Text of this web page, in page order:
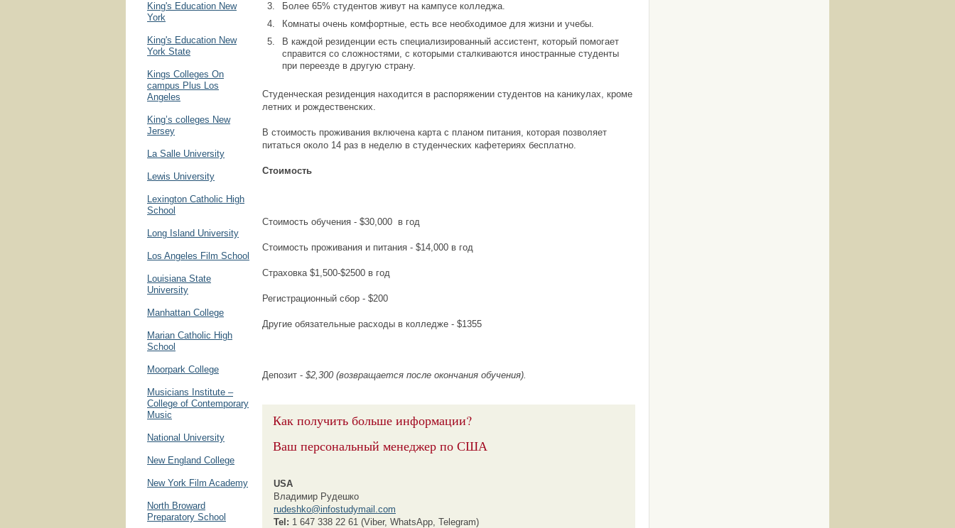
King's Education New
York
King's Education New
York State
Kings Colleges On
campus Plus Los
Angeles
King’s colleges New
Jersey
La Salle University
Lewis University
Lexington Catholic High
School
Long Island University
Los Angeles Film School
Louisiana State
University
Manhattan College
Marian Catholic High
School
Moorpark College
Musicians Institute –
College of Contemporary
Music
National University
New England College
New York Film Academy
North Broward
Preparatory School
Более 65% студентов живут на кампусе колледжа.
Комнаты очень комфортные, есть все необходимое для жизни и учебы.
В каждой резиденции есть специализированный ассистент, который помогает
справится со сложностями, с которыми сталкиваются иностранные студенты
при переезде в другую страну.
Студенческая резиденция находится в распоряжении студентов на каникулах, кроме
летних и рождественских.
В стоимость проживания включена карта с планом питания, которая позволяет
питаться около 14 раз в неделю в студенческих кафетериях бесплатно.
Стоимость
Стоимость обучения - $30,000 в год
Стоимость проживания и питания - $14,000 в год
Страховка $1,500-$2500 в год
Регистрационный сбор - $200
Другие обязательные расходы в колледже - $1355
Депозит - $2,300 (возвращается после окончания обучения).
Как получить больше информации?
Ваш персональный менеджер по США
USA
Владимир Рудешко
rudeshko@infostudymail.com
Tel: 1 647 338 22 61 (Viber, WhatsApp, Telegram)